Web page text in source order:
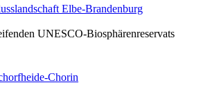
Elbe-Brandenburg
UNESCO-Biosphärenreservats
Chorin